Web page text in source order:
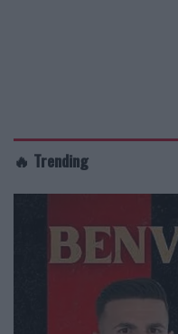
🔥 Trending